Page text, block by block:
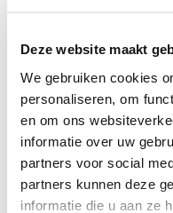
Deze website maakt
We gebruiken cookies
personaliseren, om
en om ons
informatie over uw
partners voor social
partners kunnen deze
informatie die u aan ze
Dit kost een
Bekijk tarieven voor